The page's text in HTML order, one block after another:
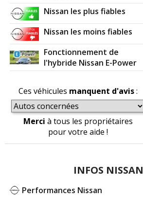
Nissan les plus fiables
Nissan les moins fiables
Fonctionnement de
l'hybride Nissan E-Power
Ces véhicules manquent d'avis:
Merci à tous les propriétaires
pour votre aide !
INFOS NISSAN
Performances Nissan